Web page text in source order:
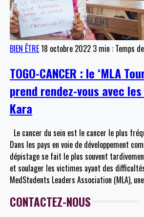
BIEN ÊTRE18 octobre 2022 3 min : Temps
TOGO-CANCER : le ‘MLA
prend rendez-vous avec
Kara
Le cancer du sein est le cancer le plus
Dans les pays en voie de développement
dépistage se fait le plus souvent
et soulager les victimes ayant des
MedStudents Leaders Association (MLA),
CONTACTEZ-NOUS